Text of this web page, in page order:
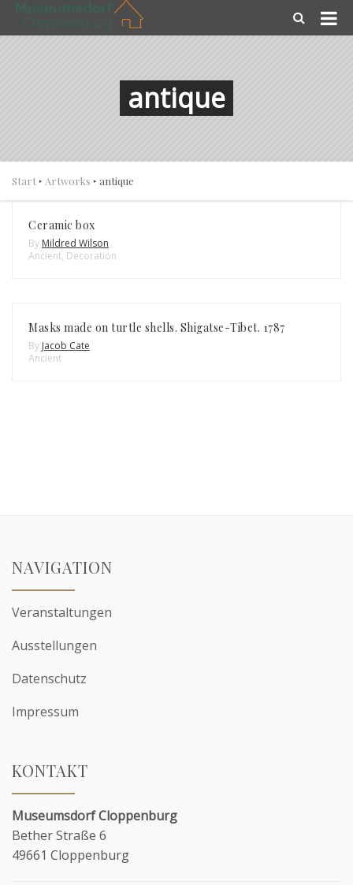
antique
Start ‣ Artworks ‣ antique
Ceramic box
By Mildred Wilson
Ancient, Decoration
Masks made on turtle shells. Shigatse-Tibet. 1787
By Jacob Cate
Ancient
NAVIGATION
Veranstaltungen
Ausstellungen
Datenschutz
Impressum
KONTAKT
Museumsdorf Cloppenburg
Bether Straße 6
49661 Cloppenburg